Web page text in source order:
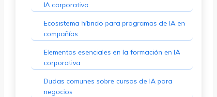
IA corporativa
Ecosistema híbrido para programas de IA en
compañías
Elementos esenciales en la formación en IA
corporativa
Dudas comunes sobre cursos de IA para
negocios